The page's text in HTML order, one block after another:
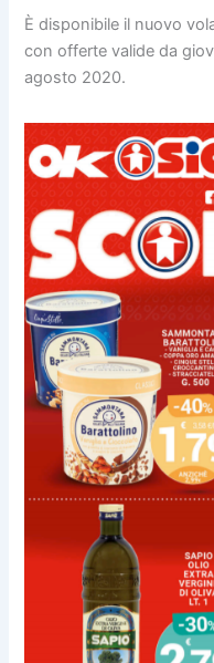
È disponibile il nuovo
con offerte valide da
agosto 2020.